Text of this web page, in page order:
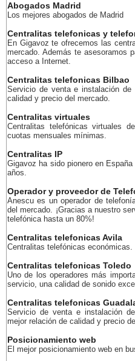
Abogados Madrid
Los mejores abogados de Madrid
Centralitas telefonicas y
En Gigavoz te ofrecemos las
mercado. Además te asesoramos
acceso a Internet.
Centralitas telefonicas Bilbao
Servicio de venta e instalación
calidad y precio del mercado.
Centralitas virtuales
Centralitas telefónicas virtuales
cuotas mensuales mínimas.
Centralitas IP
Gigavoz ha sido pionero en
años.
Operador y proveedor de
Anescu es un operador de
del mercado. ¡Gracias a nuestro
telefónica hasta un 80%!
Centralitas telefonicas Avila
Centralitas telefónicas
Centralitas telefonicas Toledo
Uno de los operadores más
servicio, una calidad de sonido
Centralitas telefonicas
Servicio de venta e instalación
mejor relación de calidad y precio
Posicionamiento web
El mejor posicionamiento web en